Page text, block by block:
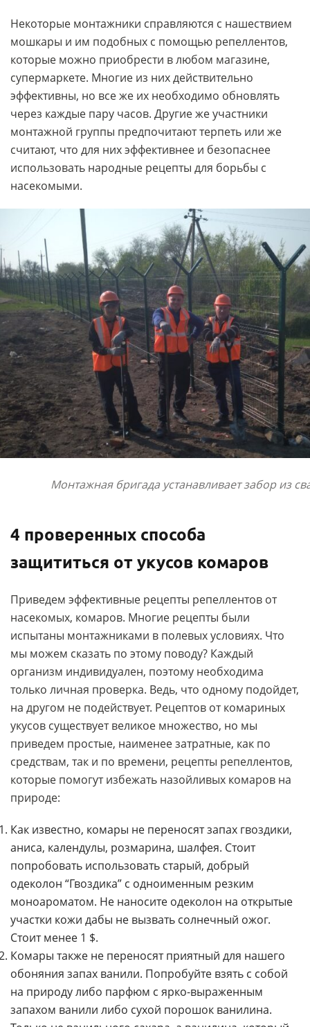
Некоторые монтажники справляются с нашествием
мошкары и им подобных с помощью репеллентов,
которые можно приобрести в любом магазине,
супермаркете. Многие из них действительно
эффективны, но все же их необходимо обновлять
через каждые пару часов. Другие же участники
монтажной группы предпочитают терпеть или же
считают, что для них эффективнее и безопаснее
использовать народные рецепты для борьбы с
насекомыми.
Монтажная бригада устанавливает забор из
4 проверенных способа
защититься от укусов комаров
Приведем эффективные рецепты репеллентов от
насекомых, комаров. Многие рецепты были
испытаны монтажниками в полевых условиях. Что
мы можем сказать по этому поводу? Каждый
организм индивидуален, поэтому необходима
только личная проверка. Ведь, что одному подойдет,
на другом не подействует. Рецептов от комариных
укусов существует великое множество, но мы
приведем простые, наименее затратные, как по
средствам, так и по времени, рецепты репеллентов,
которые помогут избежать назойливых комаров на
природе:
Как известно, комары не переносят запах гвоздики,
аниса, календулы, розмарина, шалфея. Стоит
попробовать использовать старый, добрый
одеколон “Гвоздика” с одноименным резким
моноароматом. Не наносите одеколон на открытые
участки кожи дабы не вызвать солнечный ожог.
Стоит менее 1 $.
Комары также не переносят приятный для нашего
обоняния запах ванили. Попробуйте взять с собой
на природу либо парфюм с ярко-выраженным
запахом ванили либо сухой порошок ванилина.